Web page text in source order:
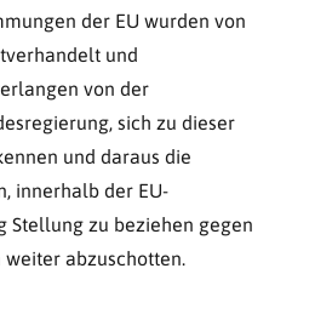
der EU wurden von
und
von der
sich zu dieser
und daraus die
innerhalb der EU-
Stellung zu beziehen gegen
weiter abzuschotten.